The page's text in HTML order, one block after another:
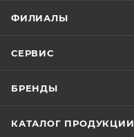
ФИЛИАЛЫ
СЕРВИС
БРЕНДЫ
КАТАЛОГ ПРОДУКЦИИ